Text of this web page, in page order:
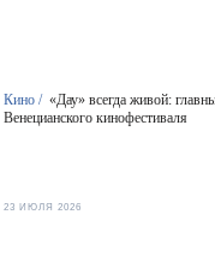
Кино / «Дау» всегда живой:
Венецианского кинофестиваля
23 ИЮЛЯ 2026